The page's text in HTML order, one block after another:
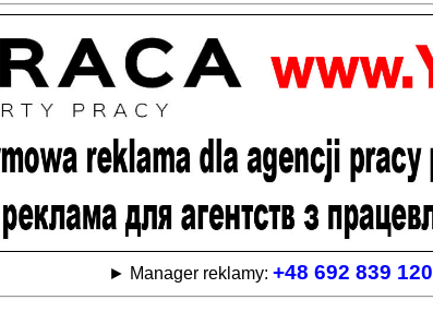
► Manager reklamy: +48 692 839 120